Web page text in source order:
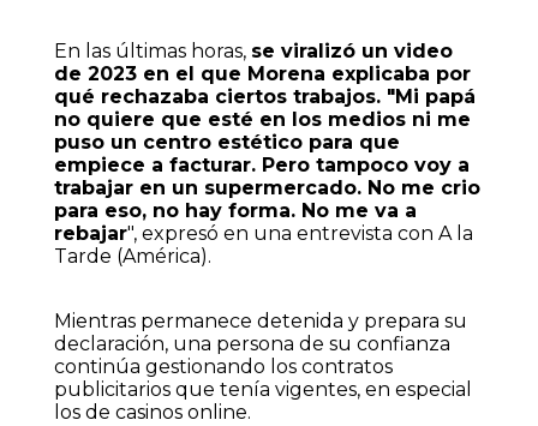
En las últimas horas, se viralizó un video
de 2023 en el que Morena explicaba por
qué rechazaba ciertos trabajos. "Mi papá
no quiere que esté en los medios ni me
puso un centro estético para que
empiece a facturar. Pero tampoco voy a
trabajar en un supermercado. No me crio
para eso, no hay forma. No me va a
rebajar", expresó en una entrevista con A la
Tarde (América).
Mientras permanece detenida y prepara su
declaración, una persona de su confianza
continúa gestionando los contratos
publicitarios que tenía vigentes, en especial
los de casinos online.